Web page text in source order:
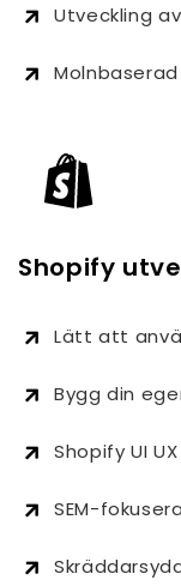
Utveckling
Shopify
Lätt att
Bygg din
Shopify UI
SEM-